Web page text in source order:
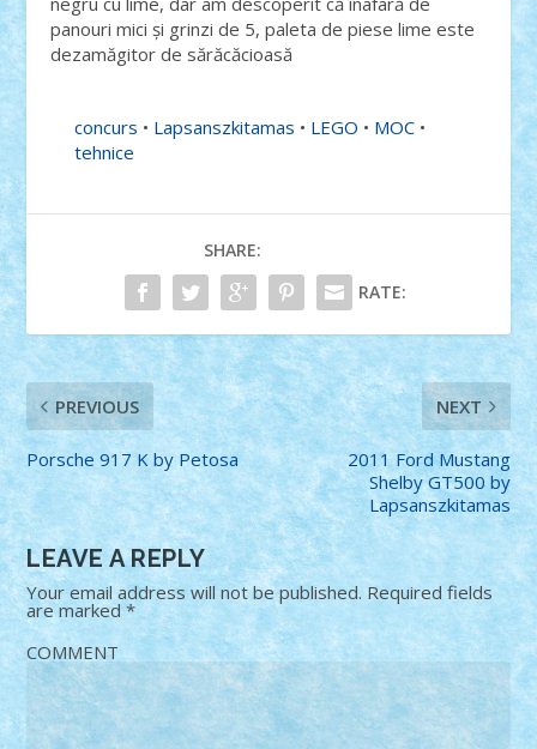
panouri mici și grinzi de 5, paleta de piese lime este
dezamăgitor de sărăcăcioasă
concurs • Lapsanszkitamas • LEGO • MOC •
tehnice
SHARE:
RATE:
PREVIOUS
Porsche 917 K by Petosa
NEXT
2011 Ford Mustang
Shelby GT500 by
Lapsanszkitamas
LEAVE A REPLY
Your email address will not be published. Required fields
are marked*
COMMENT